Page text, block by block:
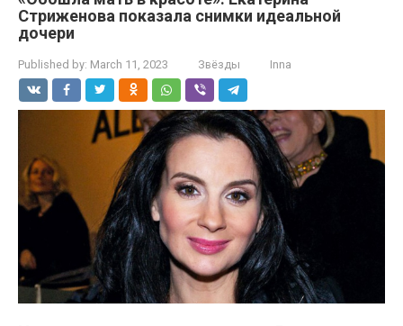
Стриженова показала снимки идеальной
дочери
Published by: March 11, 2023 Звёзды Inna